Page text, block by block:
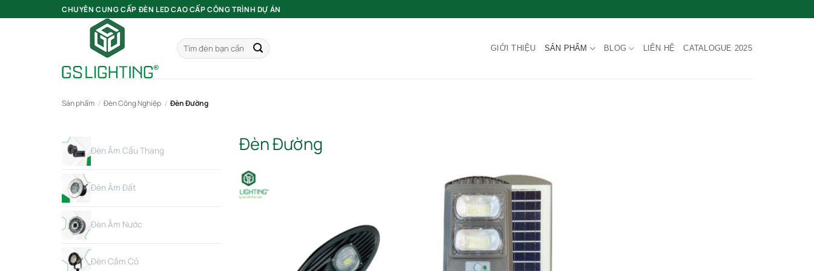
qua
CHUYÊN CUNG CẤP ĐÈN LED CAO CẤP CÔNG TRÌNH DỰ ÁN
Tìm
kiếm:
GIỚI THIỆU SẢN PHẨM BLOG LIÊN HỆ CATALOGUE 2025
Sản phẩm / Đèn Công Nghiệp / Đèn Đường
Đèn Âm Cầu Thang
Đèn Âm Đất
Đèn Âm Nước
Đèn Cắm Cỏ
Đèn Đường
Add to wishlist Add to wishlist